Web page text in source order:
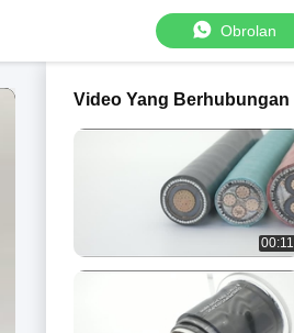
Obrolan
Video Yang Berhubungan
00:11